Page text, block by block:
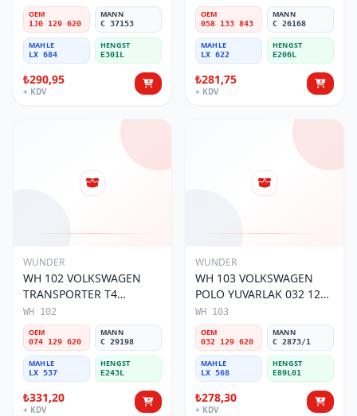
OEM
1J0 129 620
MANN
C 37153
MAHLE
LX 684
HENGST
E301L
₺290,95
+ KDV
OEM
058 133 843
MANN
C 26168
MAHLE
LX 622
HENGST
E206L
₺281,75
+ KDV
WUNDER
WH 102 VOLKSWAGEN
TRANSPORTER T4
(SÜNGERSiZ) 074 129 620
Hava Filtresi
WH 102
OEM
074 129 620
MANN
C 29198
MAHLE
LX 537
HENGST
E243L
₺331,20
+ KDV
WUNDER
WH 103 VOLKSWAGEN
POLO YUVARLAK 032 129
620 Hava Filtresi
WH 103
OEM
032 129 620
MANN
C 2873/1
MAHLE
LX 568
HENGST
E89L01
₺278,30
+ KDV